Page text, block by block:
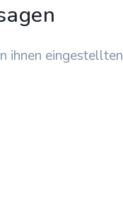
ihnen eingestellten